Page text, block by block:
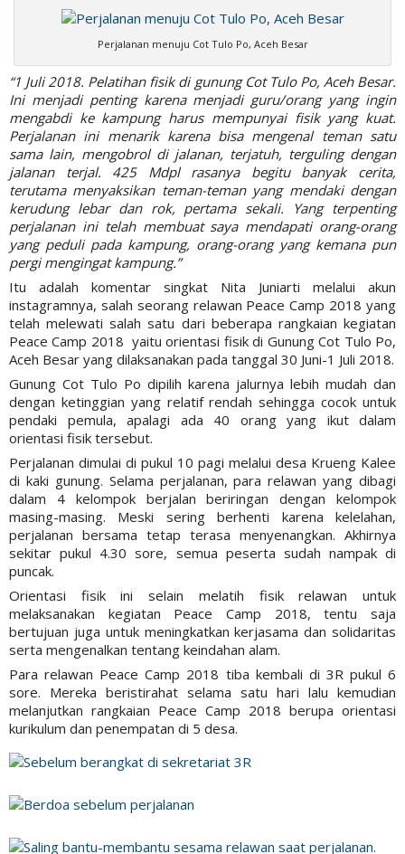
Perjalanan menuju Cot Tulo Po, Aceh Besar
“1 Juli 2018. Pelatihan fisik di gunung Cot Tulo Po, Aceh Besar.
Ini menjadi penting karena menjadi guru/orang yang ingin
mengabdi ke kampung harus mempunyai fisik yang kuat.
Perjalanan ini menarik karena bisa mengenal teman satu
sama lain, mengobrol di jalanan, terjatuh, terguling dengan
jalanan terjal. 425 Mdpl rasanya begitu banyak cerita,
terutama menyaksikan teman-teman yang mendaki dengan
kerudung lebar dan rok, pertama sekali. Yang terpenting
perjalanan ini telah membuat saya mendapati orang-orang
yang peduli pada kampung, orang-orang yang kemana pun
pergi mengingat kampung.”
Itu adalah komentar singkat Nita Juniarti melalui akun
instagramnya, salah seorang relawan Peace Camp 2018 yang
telah melewati salah satu dari beberapa rangkaian kegiatan
Peace Camp 2018 yaitu orientasi fisik di Gunung Cot Tulo Po,
Aceh Besar yang dilaksanakan pada tanggal 30 Juni-1 Juli 2018.
Gunung Cot Tulo Po dipilih karena jalurnya lebih mudah dan
dengan ketinggian yang relatif rendah sehingga cocok untuk
pendaki pemula, apalagi ada 40 orang yang ikut dalam
orientasi fisik tersebut.
Perjalanan dimulai di pukul 10 pagi melalui desa Krueng Kalee
di kaki gunung. Selama perjalanan, para relawan yang dibagi
dalam 4 kelompok berjalan beriringan dengan kelompok
masing-masing. Meski sering berhenti karena kelelahan,
perjalanan bersama tetap terasa menyenangkan. Akhirnya
sekitar pukul 4.30 sore, semua peserta sudah nampak di
puncak.
Orientasi fisik ini selain melatih fisik relawan untuk
melaksanakan kegiatan Peace Camp 2018, tentu saja
bertujuan juga untuk meningkatkan kerjasama dan solidaritas
serta mengenalkan tentang keindahan alam.
Para relawan Peace Camp 2018 tiba kembali di 3R pukul 6
sore. Mereka beristirahat selama satu hari lalu kemudian
melanjutkan rangkaian Peace Camp 2018 berupa orientasi
kurikulum dan penempatan di 5 desa.